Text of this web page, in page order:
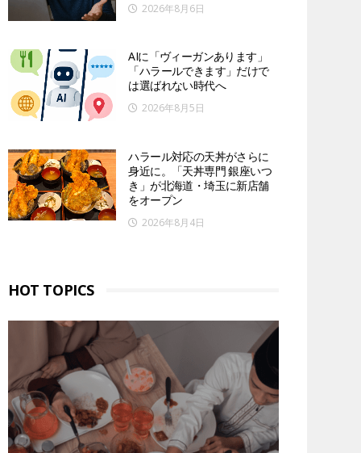
2026年8月6日
AIに「ヴィーガンあります」
「ハラールできます」だけで
は選ばれない時代へ
2026年8月5日
ハラール対応の天丼がさらに
身近に。「天丼専門 銀座いつ
き」が北海道・埼玉に新店舗
をオープン
2026年8月4日
HOT TOPICS